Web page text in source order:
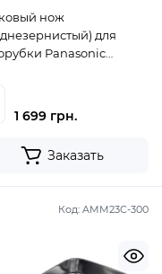
нож
для
Panasonic
1 699 грн.
Заказать
Код: AMM23C-300